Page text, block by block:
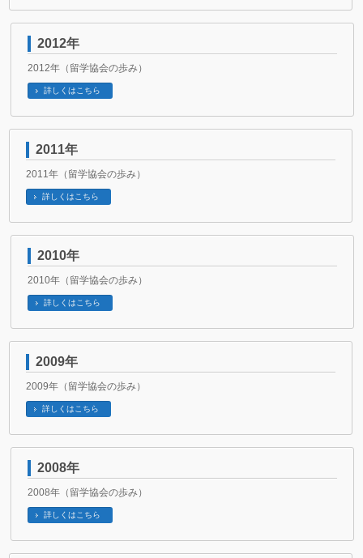
2012年
2012年（留学協会の歩み）
詳しくはこちら
2011年
2011年（留学協会の歩み）
詳しくはこちら
2010年
2010年（留学協会の歩み）
詳しくはこちら
2009年
2009年（留学協会の歩み）
詳しくはこちら
2008年
2008年（留学協会の歩み）
詳しくはこちら